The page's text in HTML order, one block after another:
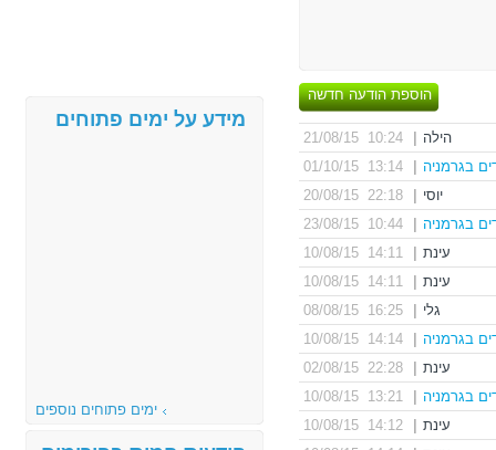
הוספת הודעה חדשה
הילה
10:24 21/08/15
בגרמניה
13:14 01/10/15
יוסי
22:18 20/08/15
בגרמניה
10:44 23/08/15
עינת
14:11 10/08/15
עינת
14:11 10/08/15
גלי
16:25 08/08/15
בגרמניה
14:14 10/08/15
עינת
22:28 02/08/15
בגרמניה
13:21 10/08/15
עינת
14:12 10/08/15
מידע על ימים פתוחים
ימים פתוחים נוספים